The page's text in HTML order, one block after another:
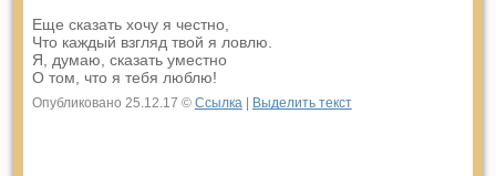
Еще сказать хочу я честно,
Что каждый взгляд твой я ловлю.
Я, думаю, сказать уместно
О том, что я тебя люблю!
Опубликовано 25.12.17 © Ссылка| Выделить текст